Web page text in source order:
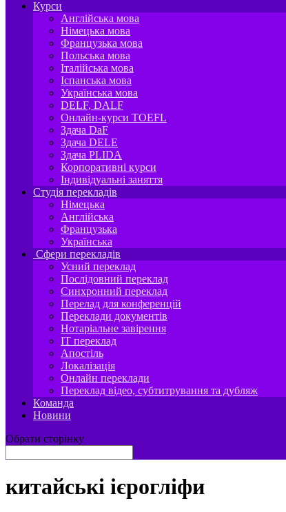
Курси
Англійська мова
Німецька мова
Французька мова
Польська мова
Італійська мова
Іспанська мова
Українська мова
DELF, DALF
Онлайн-курси TOEFL
Здача DaF
Здача DELE
Здача PLIDA
Корпоративні курси
Індивідуальні заняття
Студія перекладів
Німецька
Англійська
Французька
Українська
Сфери перекладів
Усний переклад
Послідовний переклад
Синхронний переклад
Перелад для конференцій
Переклади документів
Нотаріальне завірення
IT переклад
Апостіль
Локалізація
Онлайн переклади
Переклад відео, субтитрування та дубляж
Команда
Новини
Обрати сторінку
китайські ієрогліфи